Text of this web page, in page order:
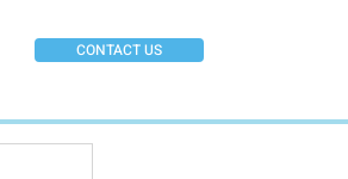
CONTACT US